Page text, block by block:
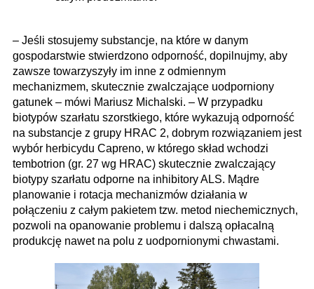
– Jeśli stosujemy substancje, na które w danym
gospodarstwie stwierdzono odporność, dopilnujmy, aby
zawsze towarzyszyły im inne z odmiennym
mechanizmem, skutecznie zwalczające uodporniony
gatunek – mówi Mariusz Michalski. – W przypadku
biotypów szarłatu szorstkiego, które wykazują odporność
na substancje z grupy HRAC 2, dobrym rozwiązaniem jest
wybór herbicydu Capreno, w którego skład wchodzi
tembotrion (gr. 27 wg HRAC) skutecznie zwalczający
biotypy szarłatu odporne na inhibitory ALS. Mądre
planowanie i rotacja mechanizmów działania w
połączeniu z całym pakietem tzw. metod niechemicznych,
pozwoli na opanowanie problemu i dalszą opłacalną
produkcję nawet na polu z uodpornionymi chwastami.